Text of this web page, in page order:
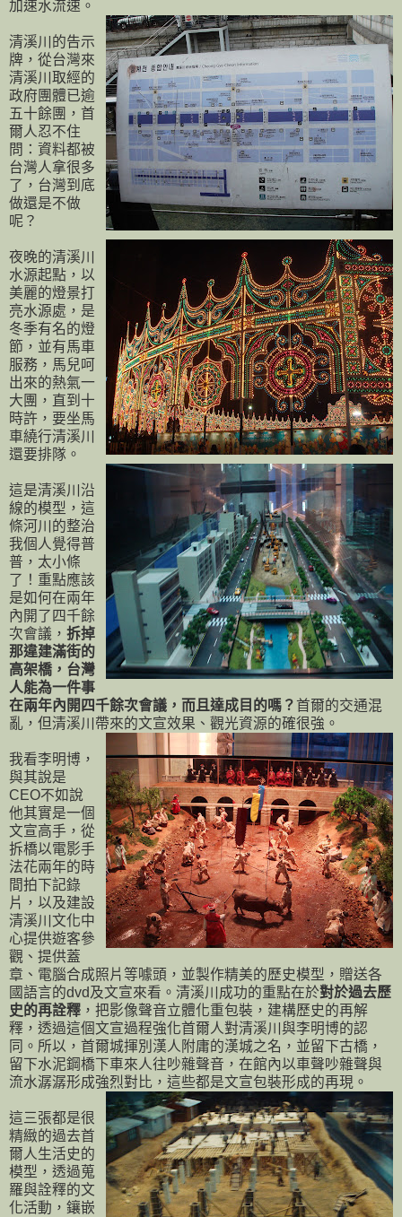
加速水流速。
清溪川的告示
牌，從台灣來
清溪川取經的
政府團體已逾
五十餘團，首
爾人忍不住
問：資料都被
台灣人拿很多
了，台灣到底
做還是不做
呢？
夜晚的清溪川
水源起點，以
美麗的燈景打
亮水源處，是
冬季有名的燈
節，並有馬車
服務，馬兒呵
出來的熱氣一
大團，直到十
時許，要坐馬
車繞行清溪川
還要排隊。
這是清溪川沿
線的模型，這
條河川的整治
我個人覺得普
普，太小條
了！重點應該
是如何在兩年
內開了四千餘
次會議， 拆掉
那違建滿街的
高架橋，台灣
人能為一件事
在兩年內開四千餘次會議，而且達成目的嗎？首爾的交通混
亂，但清溪川帶來的文宣效果、觀光資源的確很強。
我看李明博，
與其說是
CEO不如說
他其實是一個
文宣高手，從
拆橋以電影手
法花兩年的時
間拍下記錄
片，以及建設
清溪川文化中
心提供遊客參
觀、提供蓋
章、電腦合成照片等噱頭，並製作精美的歷史模型，贈送各
國語言的dvd及文宣來看。清溪川成功的重點在於對於過去歷
史的再詮釋 ，把影像聲音立體化重包裝，建構歷史的再解
釋，透過這個文宣過程強化首爾人對清溪川與李明博的認
同。所以，首爾城揮別漢人附庸的漢城之名，並留下古橋，
留下水泥鋼橋下車來人往吵雜聲音，在館內以車聲吵雜聲與
流水潺潺形成強烈對比，這些都是文宣包裝形成的再現。
這三張都是很
精緻的過去首
爾人生活史的
模型，透過蒐
羅與詮釋的文
化活動，鑲嵌